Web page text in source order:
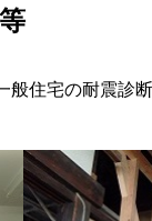
住宅の耐震診